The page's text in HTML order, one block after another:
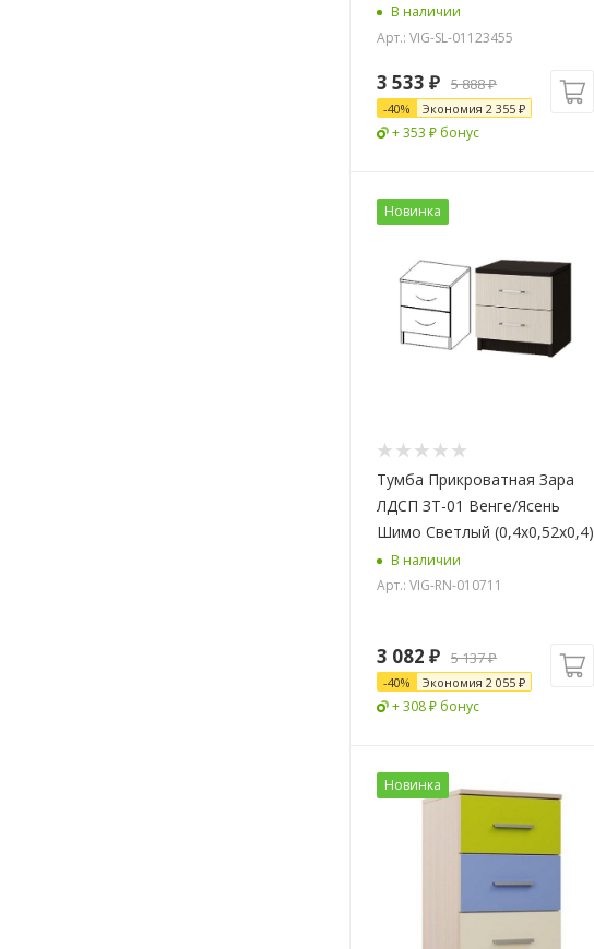
В наличии
Арт.: VIG-SL-01123455
3 533 ₽ 5 888₽
-40% Экономия 2 355 ₽
+ 353 ₽ бонус
Новинка
Тумба Прикроватная Зара
ЛДСП ЗТ-01 Венге/Ясень
Шимо Светлый (0,4х0,52х0,4)
В наличии
Арт.: VIG-RN-010711
3 082 ₽ 5 137₽
-40% Экономия 2 055 ₽
+ 308 ₽ бонус
Новинка